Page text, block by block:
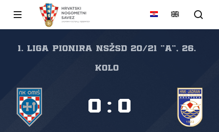
1. liga pionira NSŽSD 20/21 "A", 26.
kolo
0 : 0